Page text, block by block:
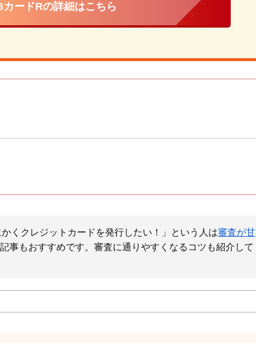
カードRの詳細はこちら
くクレジットカードを発行したい！」という人は審査が甘
事もおすすめです。審査に通りやすくなるコツも紹介して